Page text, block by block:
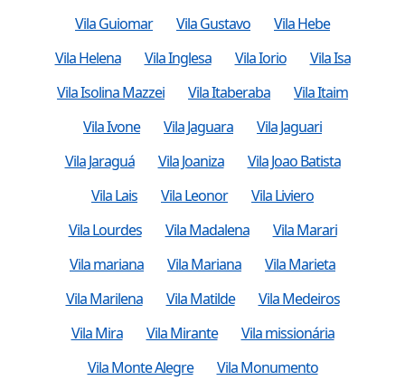
Vila Guiomar
Vila Gustavo
Vila Hebe
Vila Helena
Vila Inglesa Vila Iorio
Vila Isa
Vila Isolina Mazzei
Vila Itaberaba
Vila Itaim
Vila Ivone
Vila Jaguara
Vila Jaguari
Vila Jaraguá
Vila Joaniza
Vila Joao Batista
Vila Lais
Vila Leonor
Vila Liviero
Vila Lourdes
Vila Madalena
Vila Marari
Vila mariana
Vila Mariana
Vila Marieta
Vila Marilena
Vila Matilde
Vila Medeiros
Vila Mira
Vila Mirante
Vila missionária
Vila Monte Alegre
Vila Monumento